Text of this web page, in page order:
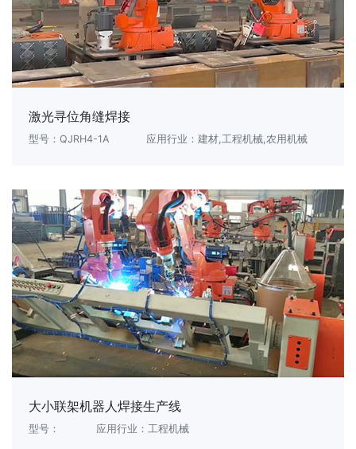
激光寻位角缝焊接
型号：QJRH4-1A 应用行业：建材,工程机械,农用机械
大小联架机器人焊接生产线
型号： 应用行业：工程机械